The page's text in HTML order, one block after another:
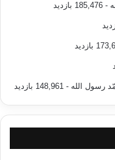
- 185,476 بازدید
رسول الله - 148,961 بازدید